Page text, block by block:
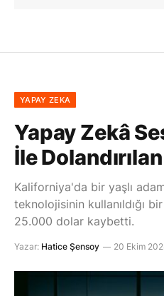
YAPAY ZEKA
Yapay Zekâ
İle
Kaliforniya'da bir yaşlı
teknolojisinin kullanıldığı bir
25.000 dolar kaybetti.
Yazar: Hatice Şensoy 20 Ekim